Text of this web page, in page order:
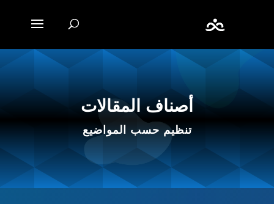
أصناف المقالات
تنظيم حسب المواضيع